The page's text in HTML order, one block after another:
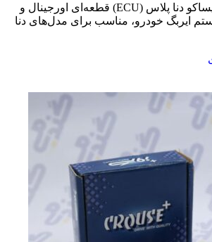
کامپیوتر ایربگ توربو ایساکو دنا پلاس (ECU) قطعه‌ای اورجینال و
ایربگ خودرو، مناسب برای مدل‌های دنا